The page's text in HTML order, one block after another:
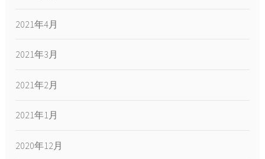
2021年4月
2021年3月
2021年2月
2021年1月
2020年12月